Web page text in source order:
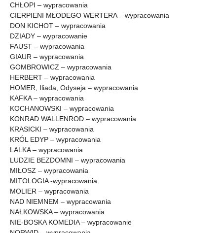
CHŁOPI – wypracowania
CIERPIENI MŁODEGO WERTERA – wypracowania
DON KICHOT – wypracowania
DZIADY – wypracowanie
FAUST – wypracowania
GIAUR – wypracowania
GOMBROWICZ – wypracowania
HERBERT – wypracowania
HOMER, Iliada, Odyseja – wypracowania
KAFKA – wypracowania
KOCHANOWSKI – wypracowania
KONRAD WALLENROD – wypracowania
KRASICKI – wypracowania
KRÓL EDYP – wypracowania
LALKA – wypracowania
LUDZIE BEZDOMNI – wypracowania
MIŁOSZ – wypracowania
MITOLOGIA -wypracowania
MOLIER – wypracowania
NAD NIEMNEM – wypracowania
NAŁKOWSKA – wypracowania
NIE-BOSKA KOMEDIA – wypracowanie